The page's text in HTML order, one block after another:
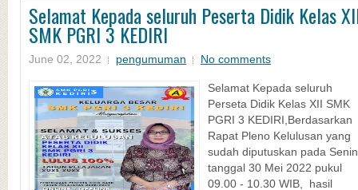
Selamat Kepada seluruh Peserta Didik Kelas
SMK PGRI 3 KEDIRI
June 02, 2022 pengumuman No comments
Selamat Kepada seluruh
Perseta Didik Kelas XII SMK
PGRI 3 KEDIRI,Berdasarkan
Rapat Pleno Kelulusan yang
sudah diputuskan pada Senin
tanggal 30 Mei 2022 pukul
09.00 - 10.30 WIB, hasil